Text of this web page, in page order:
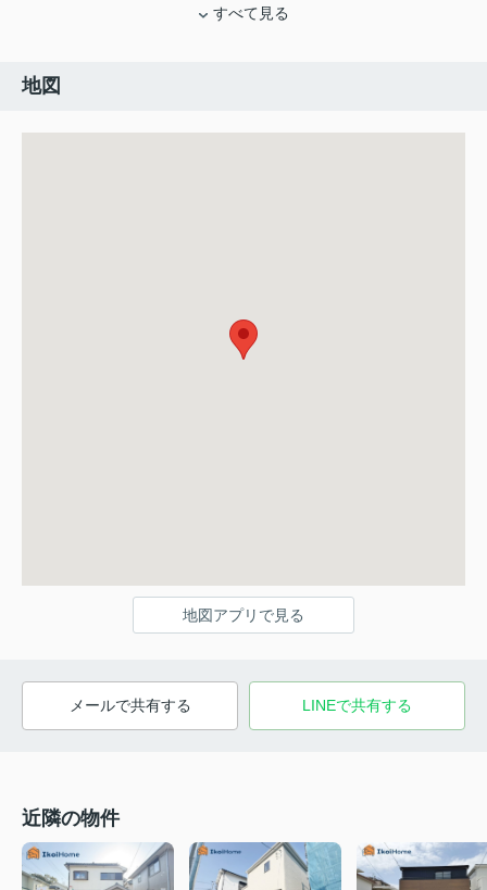
すべて見る
地図
地図アプリで見る
メールで共有する LINEで共有する
近隣の物件